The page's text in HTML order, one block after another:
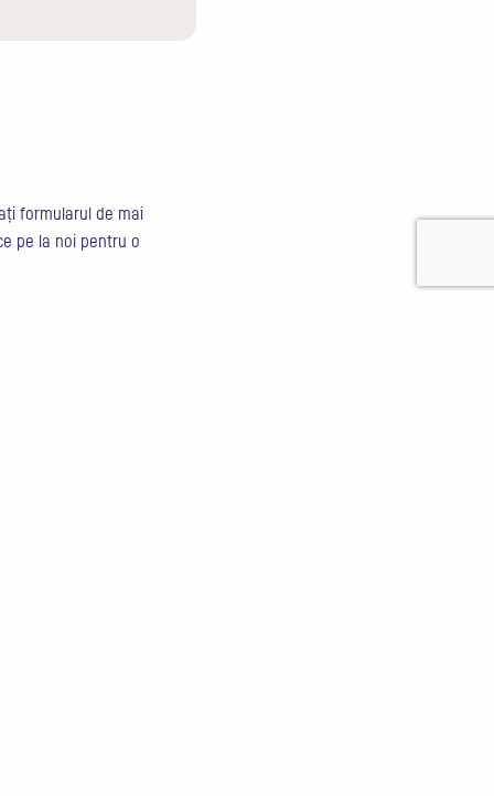
formularul de mai
pe la noi pentru o